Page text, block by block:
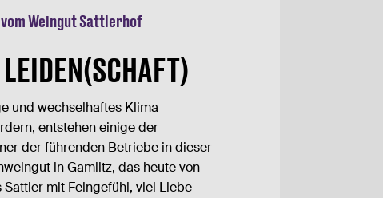
Weingut Sattlerhof
und wechselhaftes Klima
entstehen einige der
der führenden Betriebe in dieser
in Gamlitz, das heute von
mit Feingefühl, viel Liebe